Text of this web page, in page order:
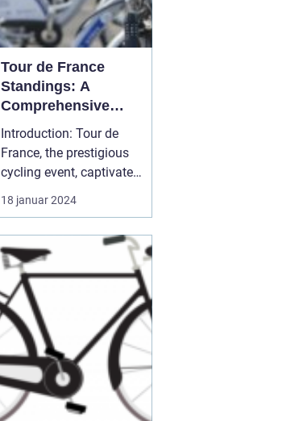
Tour de France
Standings: A
Comprehensive
Guide for Cycling
Enthusiasts
Introduction: Tour de
France, the prestigious
cycling event, captivates
sports enthusiasts
worldwide every year. As
challenging and iconic
races, the competition
showcases exceptional
athletic abilities and
determination. In this
art...
18 januar 2024